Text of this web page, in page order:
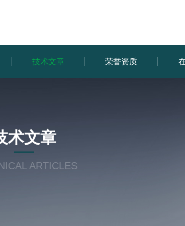
技术文章 荣誉资质
术文章
ARTICLES